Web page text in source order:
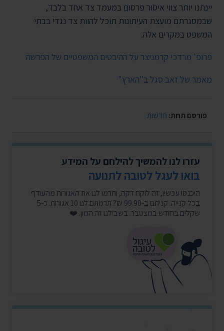
יינתנו יותר צווי איסור פרסום במעמד צד אחד בלבד,
שבמסגרתם מועצת העיתונות תוכל להוות צד נגדי בבתי
המשפט במקרים אלה.
פרופ' מרדכי קרמניצר על ההיבטים המשפטיים של הפרשה
מאמר של זאב סגל ב"הארץ"
פורסם תחת: חדשות
עזרו לנו להמשיך להילחם על המידע
בואו לעגל לטובה לתנועה
היכנסו עכשיו, זה לוקח דקה, ותרמו לנו את האגורות מהעודף
בכל קנייה. קניתם ב-99.90 ₪? תרמתם לנו 10 אגורות. כ-5
שקלים בחודש במצטבר. בשבילנו זה המון. ❤️